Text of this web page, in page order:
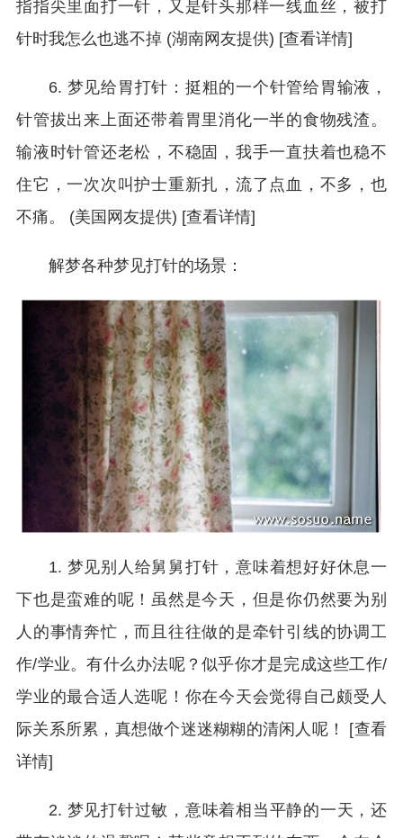
指指尖里面打一针，又是针头那样一线血丝，被打
针时我怎么也逃不掉 (湖南网友提供) [查看详情]
6. 梦见给胃打针：挺粗的一个针管给胃输液，
针管拔出来上面还带着胃里消化一半的食物残渣。
输液时针管还老松，不稳固，我手一直扶着也稳不
住它，一次次叫护士重新扎，流了点血，不多，也
不痛。 (美国网友提供) [查看详情]
解梦各种梦见打针的场景：
1. 梦见别人给舅舅打针，意味着想好好休息一
下也是蛮难的呢！虽然是今天，但是你仍然要为别
人的事情奔忙，而且往往做的是牵针引线的协调工
作/学业。有什么办法呢？似乎你才是完成这些工作/
学业的最合适人选呢！你在今天会觉得自己颇受人
际关系所累，真想做个迷迷糊糊的清闲人呢！ [查看
详情]
2. 梦见打针过敏，意味着相当平静的一天，还